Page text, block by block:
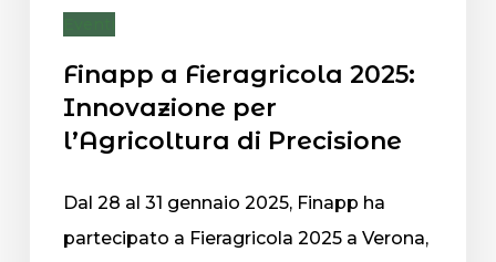
Finapp a Fieragricola 2025:
Innovazione per
l’Agricoltura di Precisione
Dal 28 al 31 gennaio 2025, Finapp ha
partecipato a Fieragricola 2025 a Verona,